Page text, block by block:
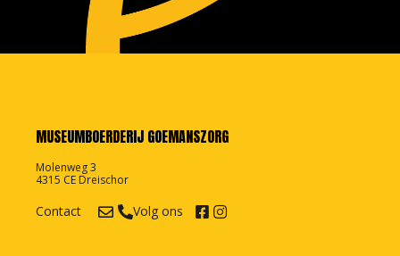
MUSEUMBOERDERIJ GOEMANSZORG
Molenweg 3
4315 CE Dreischor
Contact Volg ons